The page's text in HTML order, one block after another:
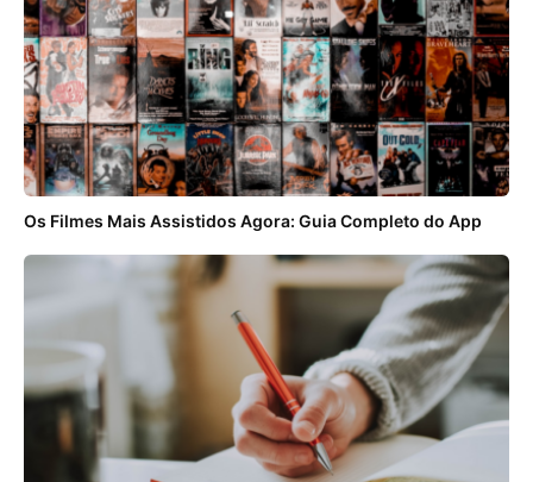
Os Filmes Mais Assistidos Agora: Guia Completo do App